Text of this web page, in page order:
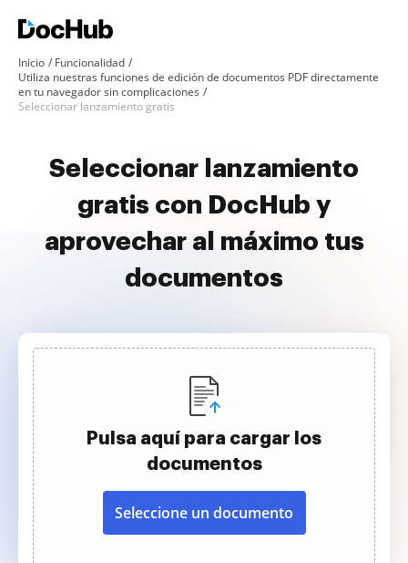
Inicio
Funcionalidad
Utiliza nuestras funciones de edición de documentos PDF directamente
en tu navegador sin complicaciones
Seleccionar lanzamiento gratis
Seleccionar lanzamiento
gratis con DocHub y
aprovechar al máximo tus
documentos
Pulsa aquí para cargar los
documentos
Seleccione un documento